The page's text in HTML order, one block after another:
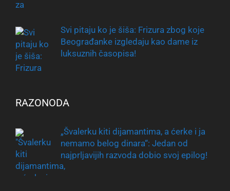
Svi pitaju ko je šiša: Frizura zbog koje
Beograđanke izgledaju kao dame iz
luksuznih časopisa!
RAZONODA
„Švalerku kiti dijamantima, a ćerke i ja
nemamo belog dinara“: Jedan od
najprljavijih razvoda dobio svoj epilog!